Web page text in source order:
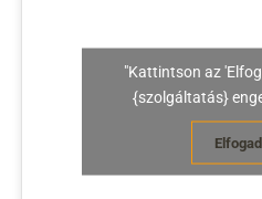
"Kattintson az
{szolgáltatás}